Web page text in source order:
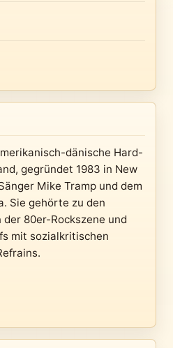
dänische Hard-
gegründet 1983 in New
Mike Tramp und dem
Sie gehörte zu den
80er-Rockszene und
mit sozialkritischen